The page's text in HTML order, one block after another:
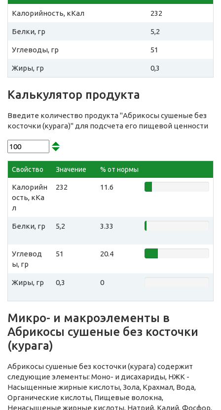
Калорийность, кКал 232
Белки, гр 5,2
Углеводы, гр 51
Жиры, гр 0,3
Калькулятор продукта
Введите количество продукта "Абрикосы сушеные без
косточки (курага)" для подсчета его пищевой ценности
Свойство Значение % от нормы
Калорийн
ость, кКа
л
232 11.6
Белки, гр 5,2 3.33
Углевод
ы, гр
51 20.4
Жиры, гр 0,3 0
Микро- и макроэлементы в
Абрикосы сушеные без косточки
(курага)
Абрикосы сушеные без косточки (курага) содержит
следующие элементы: Моно- и дисахариды, НЖК -
Насыщенные жирные кислоты, Зола, Крахмал, Вода,
Органические кислоты, Пищевые волокна,
Ненасыщеные жирные кислоты, Натрий, Калий, Фосфор,